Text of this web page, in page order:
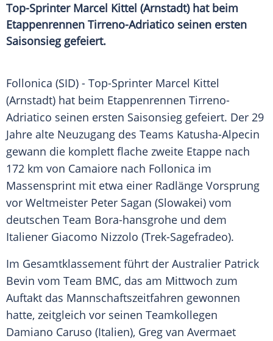
Top-Sprinter Marcel Kittel (Arnstadt) hat beim
Etappenrennen Tirreno-Adriatico seinen ersten
Saisonsieg gefeiert.
Follonica (SID) - Top-Sprinter Marcel Kittel
(Arnstadt) hat beim Etappenrennen Tirreno-
Adriatico seinen ersten Saisonsieg gefeiert. Der 29
Jahre alte Neuzugang des Teams Katusha-Alpecin
gewann die komplett flache zweite Etappe nach
172 km von Camaiore nach Follonica im
Massensprint mit etwa einer Radlänge Vorsprung
vor Weltmeister Peter Sagan (Slowakei) vom
deutschen Team Bora-hansgrohe und dem
Italiener Giacomo Nizzolo (Trek-Sagefradeo).
Im Gesamtklassement führt der Australier Patrick
Bevin vom Team BMC, das am Mittwoch zum
Auftakt das Mannschaftszeitfahren gewonnen
hatte, zeitgleich vor seinen Teamkollegen
Damiano Caruso (Italien), Greg van Avermaet